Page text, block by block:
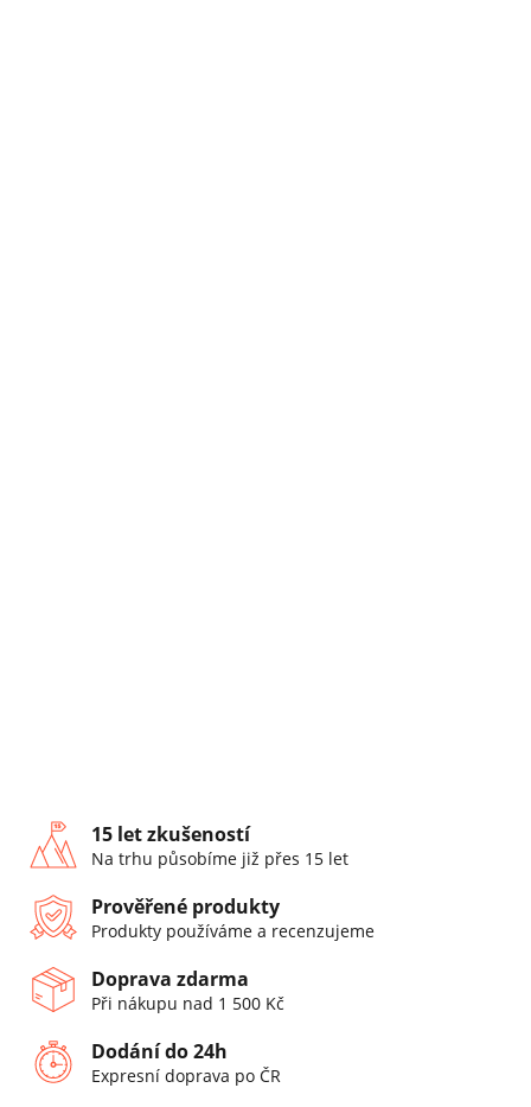
15 let zkušeností
Na trhu působíme již přes 15 let
Prověřené produkty
Produkty používáme a recenzujeme
Doprava zdarma
Při nákupu nad 1 500 Kč
Dodání do 24h
Expresní doprava po ČR